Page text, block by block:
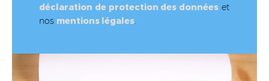
déclaration de protection des données et
nos mentions légales.